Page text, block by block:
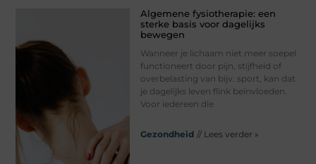
Algemene fysiotherapie: een
sterke basis voor dagelijks
bewegen
Wanneer je lichaam niet meer soepel
functioneert door pijn, stijfheid of
overbelasting van bijv. sport, kan dat
je dagelijks leven flink beïnvloeden.
Voor iedereen die
Gezondheid // Lees verder »